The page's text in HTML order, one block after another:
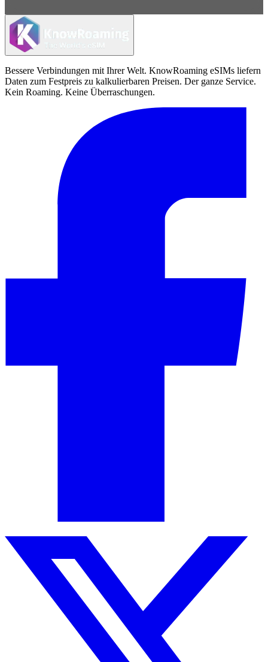
Bessere Verbindungen mit Ihrer Welt. KnowRoaming eSIMs liefern
Daten zum Festpreis zu kalkulierbaren Preisen. Der ganze Service.
Kein Roaming. Keine Überraschungen.